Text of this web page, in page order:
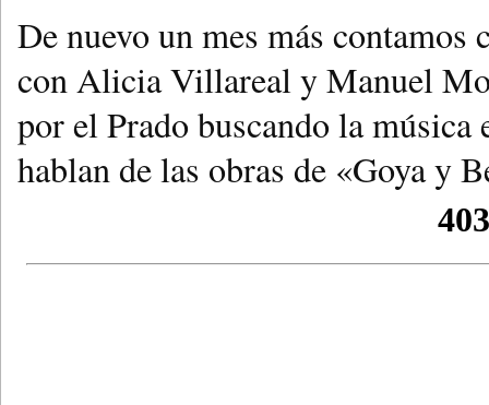
De nuevo un mes más
con Alicia Villareal y Manuel
por el Prado buscando la música
hablan de las obras de «Goya y